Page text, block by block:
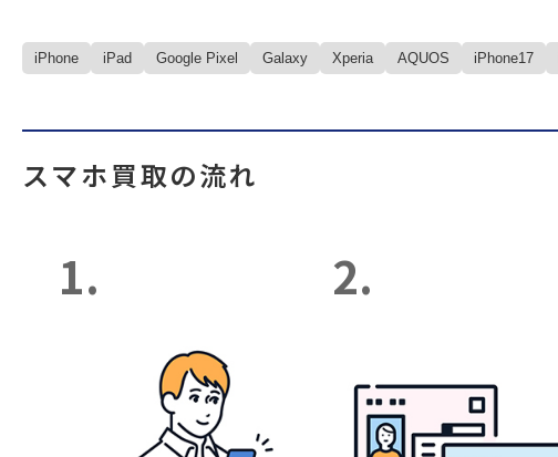
iPhone iPad Google Pixel Galaxy Xperia AQUOS iPhone17
スマホ買取の流れ
1. 2.